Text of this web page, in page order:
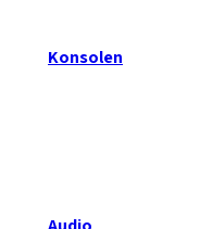
Konsolen